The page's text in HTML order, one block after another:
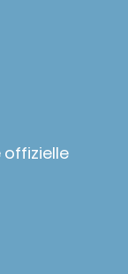
offizielle